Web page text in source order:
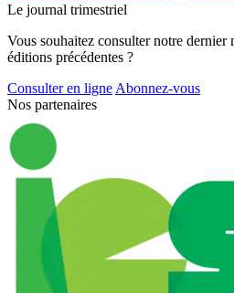
Le journal trimestriel
Vous souhaitez consulter notre dernier
éditions précédentes ?
Consulter en ligne Abonnez-vous
Nos partenaires